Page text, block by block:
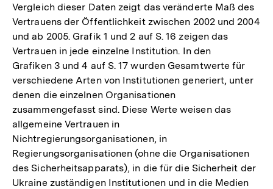
Vergleich dieser Daten zeigt das veränderte Maß des
Vertrauens der Öffentlichkeit zwischen 2002 und 2004
und ab 2005. Grafik 1 und 2 auf S. 16 zeigen das
Vertrauen in jede einzelne Institution. In den
Grafiken 3 und 4 auf S. 17 wurden Gesamtwerte für
verschiedene Arten von Institutionen generiert, unter
denen die einzelnen Organisationen
zusammengefasst sind. Diese Werte weisen das
allgemeine Vertrauen in
Nichtregierungsorganisationen, in
Regierungsorganisationen (ohne die Organisationen
des Sicherheitsapparats), in die für die Sicherheit der
Ukraine zuständigen Institutionen und in die Medien